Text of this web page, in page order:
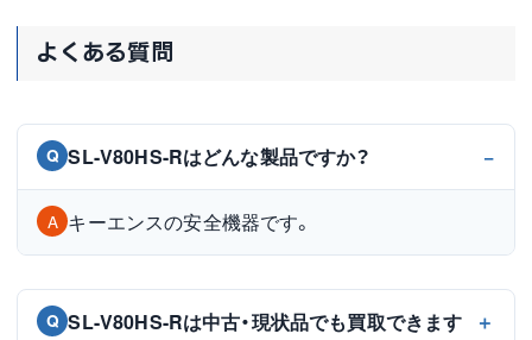
よくある質問
Q SL-V80HS-Rはどんな製品ですか？
A キーエンスの安全機器です。
Q SL-V80HS-Rは中古・現状品でも買取できます